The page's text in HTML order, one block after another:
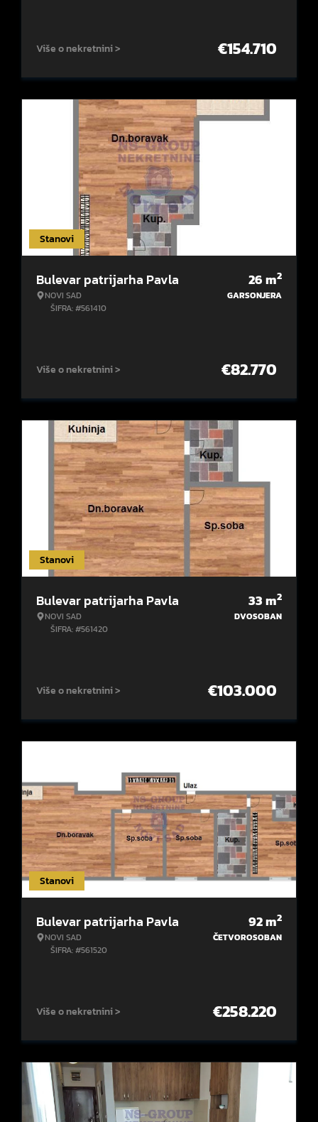
Više o nekretnini > €154.710
Stanovi
Bulevar patrijarha Pavla
NOVI SAD
ŠIFRA: #561410
26m2
GARSONJERA
Više o nekretnini > €82.770
Stanovi
Bulevar patrijarha Pavla
NOVI SAD
ŠIFRA: #561420
33m2
DVOSOBAN
Više o nekretnini > €103.000
Stanovi
Bulevar patrijarha Pavla
NOVI SAD
ŠIFRA: #561520
92m2
ČETVOROSOBAN
Više o nekretnini > €258.220